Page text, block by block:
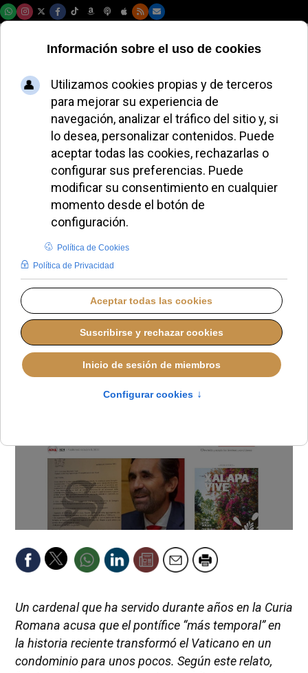
El Papa Francisco
convertido en
“constructor
inmobiliario” del
Vaticano, denuncia
un cardenal
REDACCIÓN
LO QUE OTROS CUENTAN
JUEVES, 09 OCTUBRE 2025 11:00
Un cardenal que ha servido durante años en la Curia
Romana acusa que el pontífice “más temporal” en
la historia reciente transformó el Vaticano en un
condominio para unos pocos. Según este relato,